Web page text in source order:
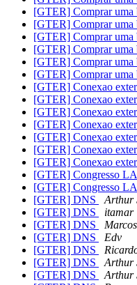
[GTER] Comprar uma
[GTER] Comprar uma
[GTER] Comprar uma
[GTER] Comprar uma
[GTER] Comprar uma
[GTER] Comprar uma
[GTER] Conexao
[GTER] Conexao
[GTER] Conexao
[GTER] Conexao
[GTER] Conexao
[GTER] Conexao
[GTER] Conexao
[GTER] Congresso
[GTER] Congresso
[GTER] DNS
Arthur
[GTER] DNS
itamar
[GTER] DNS
[GTER] DNS
Edv
[GTER] DNS
[GTER] DNS
Arthur
[GTER] DNS
Arthur